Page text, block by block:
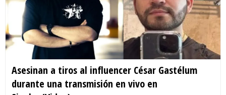
Asesinan a tiros al influencer César Gastélum
durante una transmisión en vivo en